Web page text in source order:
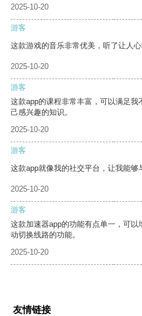
2025-10-20
游客
这款游戏的音乐非常优美，听了让人心
2025-10-20
游客
这款app的课程非常丰富，可以满足
己感兴趣的知识。
2025-10-20
游客
这款app就像我的社交平台，让我能够
2025-10-20
游客
这款加速器app的功能有点单一，可
动切换线路的功能。
2025-10-20
友情链接